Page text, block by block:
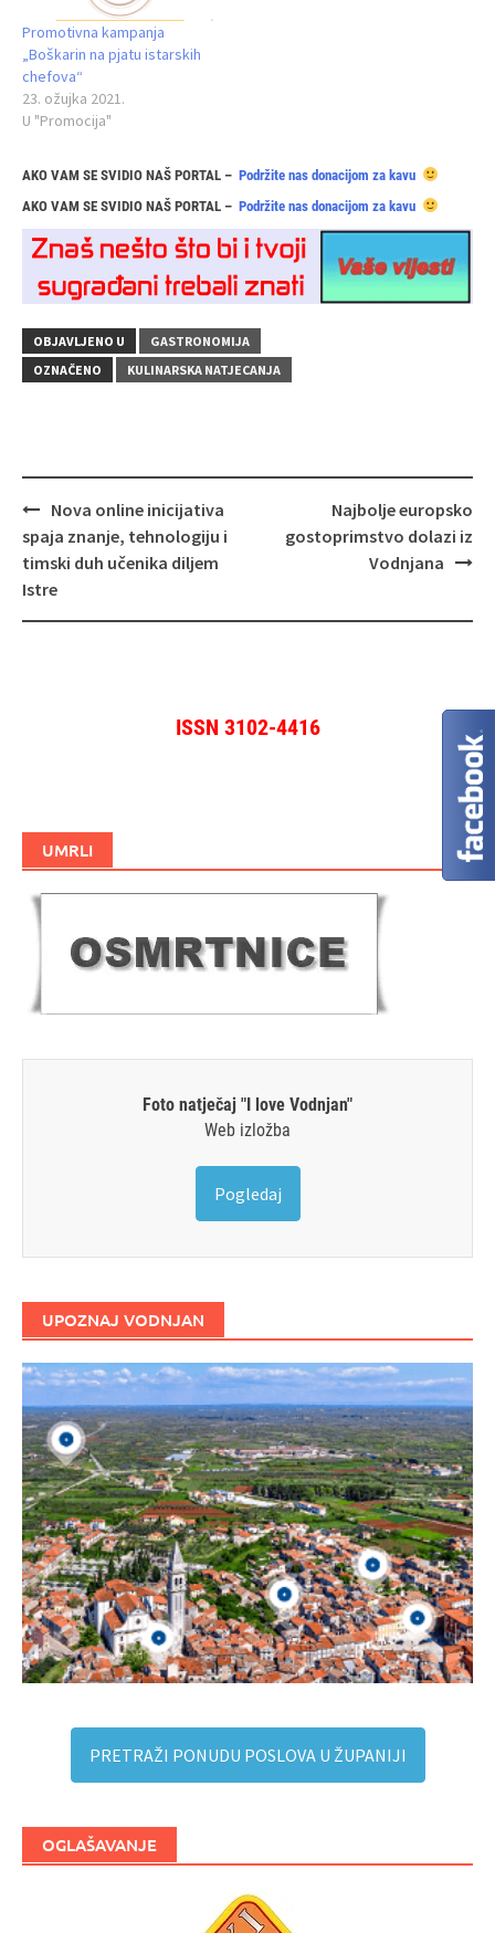
Promotivna kampanja
„Boškarin na pjatu istarskih
chefova“
23. ožujka 2021.
U "Promocija"
AKO VAM SE SVIDIO NAŠ PORTAL – Podržite nas donacijom za kavu
AKO VAM SE SVIDIO NAŠ PORTAL – Podržite nas donacijom za kavu
OBJAVLJENO U
GASTRONOMIJA
OZNAČENO
KULINARSKA NATJECANJA
Navigacija
objava
Nova online inicijativa
spaja znanje, tehnologiju i
timski duh učenika diljem
Istre
Najbolje europsko
gostoprimstvo dolazi iz
Vodnjana
ISSN 3102-4416
UMRLI
Foto natječaj "I love Vodnjan"
Web izložba
Pogledaj
UPOZNAJ VODNJAN
PRETRAŽI PONUDU POSLOVA U ŽUPANIJI
OGLAŠAVANJE